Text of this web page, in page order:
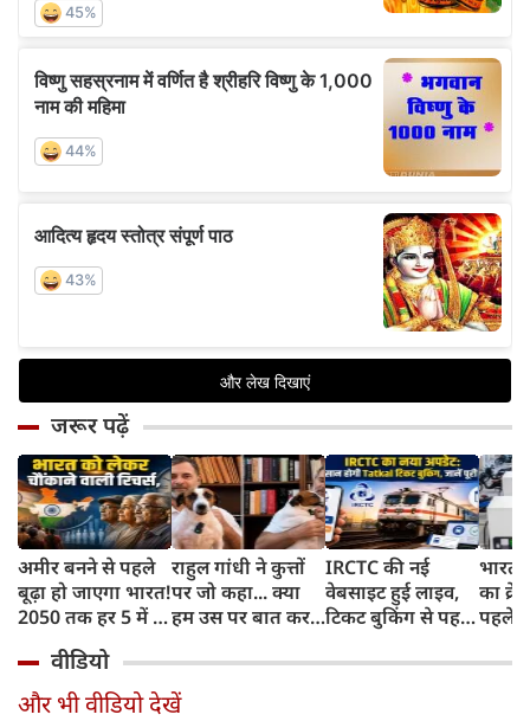
जरूर पढ़ें
अमीर बनने से पहले
बूढ़ा हो जाएगा भारत!
2050 तक हर 5 में 1
साल से ज्यादा उम्र का
राहुल गांधी ने कुत्तों
पर जो कहा... क्या
हम उस पर बात कर
IRCTC की नई
वेबसाइट हुई लाइव,
टिकट बुकिंग से पहले
काम, जानें पूरा
भारत
का
पहले
और
वीडियो
और भी वीडियो देखें